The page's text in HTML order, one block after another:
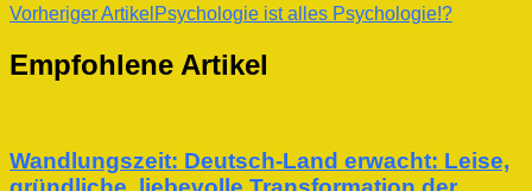
Beitragsnavigation
Vorheriger Artikel Psychologie ist alles Psychologie!?
Empfohlene Artikel
Wandlungszeit: Deutsch-Land erwacht: Leise,